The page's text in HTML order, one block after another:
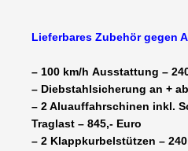
Lieferbares Zubehör gegen
– 100 km/h Ausstattung –
– Diebstahlsicherung an +
– 2 Aluauffahrschinen inkl.
Traglast – 845,- Euro
– 2 Klappkurbelstützen –